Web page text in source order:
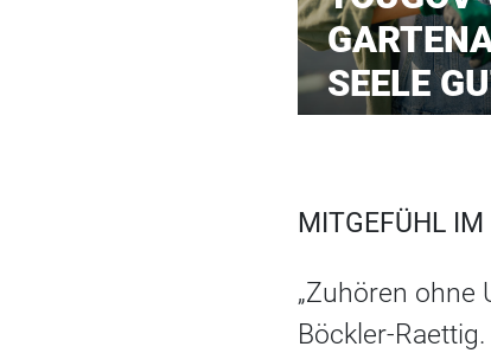
SEELE
MITGEFÜHL IM
„Zuhören ohne
Böckler-